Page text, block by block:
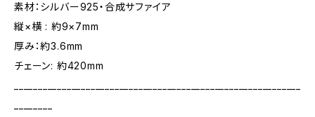
素材：シルバー925・合成サファイア
縦×横 : 約9×7mm
厚み：約3.6mm
チェーン: 約420mm